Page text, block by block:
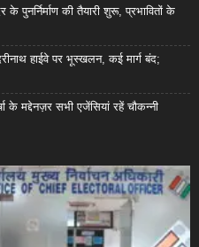
पुनर्निर्माण की तैयारी शुरू, प्रभावितों के
हाईवे पर भूस्खलन, कई मार्ग बंद;
के मद्देनज़र सभी एजेंसियां रहें चौकन्नी